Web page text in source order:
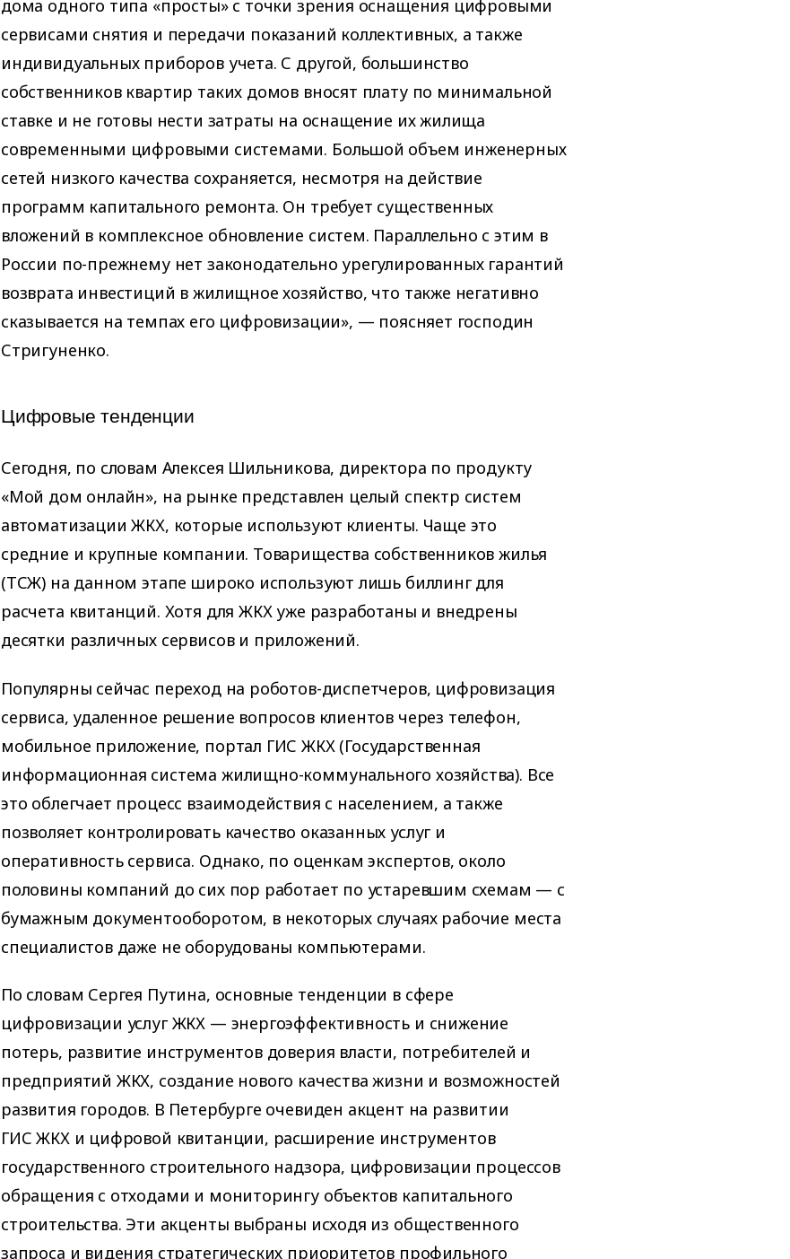
дома одного типа «просты» с точки зрения оснащения цифровыми
сервисами снятия и передачи показаний коллективных, а также
индивидуальных приборов учета. С другой, большинство
собственников квартир таких домов вносят плату по минимальной
ставке и не готовы нести затраты на оснащение их жилища
современными цифровыми системами. Большой объем инженерных
сетей низкого качества сохраняется, несмотря на действие
программ капитального ремонта. Он требует существенных
вложений в комплексное обновление систем. Параллельно с этим в
России по-прежнему нет законодательно урегулированных гарантий
возврата инвестиций в жилищное хозяйство, что также негативно
сказывается на темпах его цифровизации», — поясняет господин
Стригуненко.
Цифровые тенденции
Сегодня, по словам Алексея Шильникова, директора по продукту
«Мой дом онлайн», на рынке представлен целый спектр систем
автоматизации ЖКХ, которые используют клиенты. Чаще это
средние и крупные компании. Товарищества собственников жилья
(ТСЖ) на данном этапе широко используют лишь биллинг для
расчета квитанций. Хотя для ЖКХ уже разработаны и внедрены
десятки различных сервисов и приложений.
Популярны сейчас переход на роботов-диспетчеров, цифровизация
сервиса, удаленное решение вопросов клиентов через телефон,
мобильное приложение, портал ГИС ЖКХ (Государственная
информационная система жилищно-коммунального хозяйства). Все
это облегчает процесс взаимодействия с населением, а также
позволяет контролировать качество оказанных услуг и
оперативность сервиса. Однако, по оценкам экспертов, около
половины компаний до сих пор работает по устаревшим схемам — с
бумажным документооборотом, в некоторых случаях рабочие места
специалистов даже не оборудованы компьютерами.
По словам Сергея Путина, основные тенденции в сфере
цифровизации услуг ЖКХ — энергоэффективность и снижение
потерь, развитие инструментов доверия власти, потребителей и
предприятий ЖКХ, создание нового качества жизни и возможностей
развития городов. В Петербурге очевиден акцент на развитии
ГИС ЖКХ и цифровой квитанции, расширение инструментов
государственного строительного надзора, цифровизации процессов
обращения с отходами и мониторингу объектов капитального
строительства. Эти акценты выбраны исходя из общественного
запроса и видения стратегических приоритетов профильного